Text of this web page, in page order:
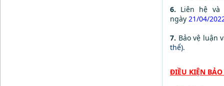
6. Liên hệ
ngày 21/04/
7. Bảo vệ luận
thể).
ĐIỀU KIỆN